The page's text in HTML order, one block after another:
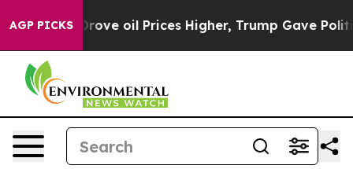
AGP PICKS
Prices Higher, Trump Gave Politically